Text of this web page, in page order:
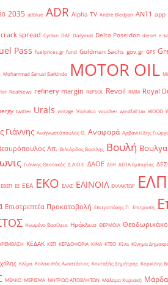
2035 adblue ADR Alpha TV Andre Bledjian ANT1 app
crack spread Cyclon DAF Dailymail Delta Poseidon diesel e-
Pass fuelprices.gr fund Goldman Sachs gov.gr GPS
Mohammad Sanusi Barkindo MOTOR OIL
RealNews refinery margin REPSOL Revoil RMM Royal
twitter Urals vintage Viohalco voucher windfall tax WOOD
Γιάννης Αναγνωστόπουλος Θ. Αναφορά Αρβανιτίδης
Απ. Βιλιάρδος Βασίλης Βουλή
Γιάννης Θεοτοκάς Δ.Α.Ο.Ε. ΔΑΟΕ ΔΕΗ ΔΕΠΑ Εμπορίας
ΕΒΕΠ ΕΕ ΕΕΑ ΕΚΟ ΕΛΑΣ ΕΛΙΝΟΙΛ ΕΛΛΑΚΤΩΡ
Επιστρεπτέα Προκαταβολή Επιτροπάκης Π. Επιτροπή
Ηνωμένο Βασίλειο Ηράκλειο ΘΕΡΜΟΙΛ
ΚΕΔΑΚ ΚΕΠ ΚΕΡΔΟΦΟΡΙΑ ΚΙΝΑ ΚΤΕΟ Κίνα Κίνημα
Κλίμα Κολοκυθάς Αναστάσιος Κονταξής Δημήτρης Κορκίδης
ΜΕΛΚΟ ΜΕΡΙΣΜΑ ΜΗΤΡΩΟ ΑΠΟΒΛΗΤΩΝ Μάλαμα Κυριακή